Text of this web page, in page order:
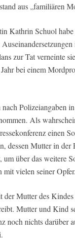
aus „familiären
Kathrin Schuol
zur Tat verneinte
bei einem
Polizeiangaben
Als
einen
dessen Mutter in
über das weitere
mit vielen seiner Opfer.
der Mutter des
Mutter und Kind
noch nichts darüber